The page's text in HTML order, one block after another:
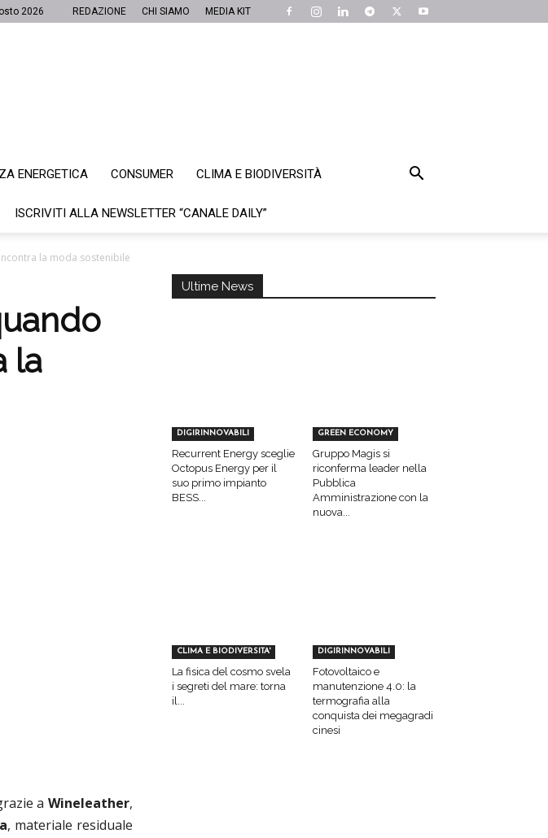
2026 REDAZIONE CHI SIAMO MEDIA KIT
ENERGETICA CONSUMER CLIMA E BIODIVERSITÀ
ISCRIVITI ALLA NEWSLETTER “CANALE DAILY”
la moda sostenibile
la
a Wineleather,
, materiale residuale
Ultime News
DIGIRINNOVABILI
Recurrent Energy sceglie
Octopus Energy per il
suo primo impianto
BESS...
GREEN ECONOMY
Gruppo Magis si
riconferma leader nella
Pubblica
Amministrazione con la
nuova...
CLIMA E BIODIVERSITA'
La fisica del cosmo svela
i segreti del mare: torna
il...
DIGIRINNOVABILI
Fotovoltaico e
manutenzione 4.0: la
termografia alla
conquista dei megagradi
cinesi